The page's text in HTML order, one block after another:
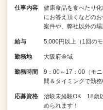
仕事内容
健康食品を食べたり
にお答え頂くなどの
案件や、弊社以外の
給与 5,000円以上（1回の
勤務地 大阪府全域
勤務時間
9：00～17：00（モ
間＆タイミングで勤
応募資格
治験未経験OK 18歳
められます！